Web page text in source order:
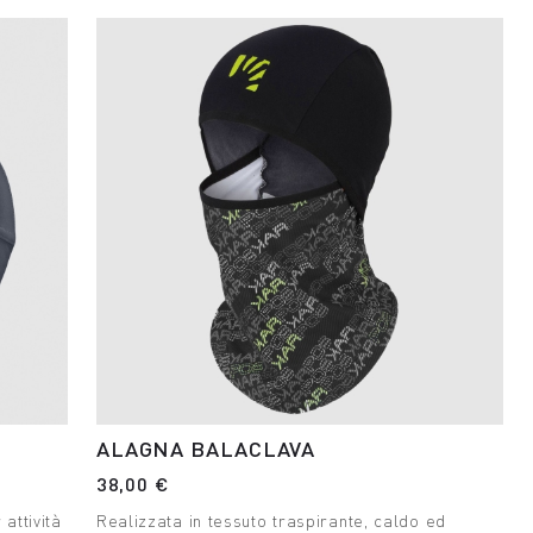
attività
ALAGNA BALACLAVA
38,00 €
Realizzata in tessuto traspirante, caldo ed